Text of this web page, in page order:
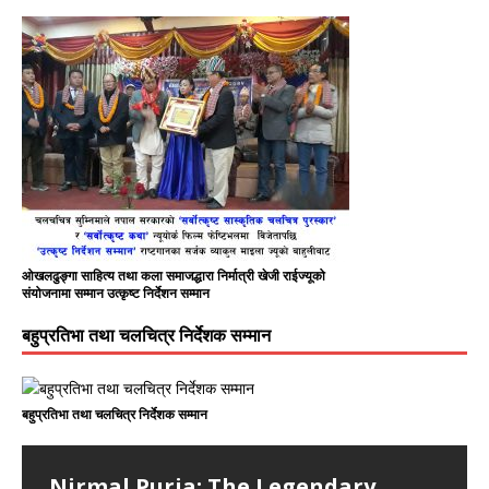
ओखलढुङ्गा साहित्य तथा कला समाजद्धारा निर्मात्री खेजी राईज्यूको
संयोजनामा सम्मान उत्कृष्ट निर्देशन सम्मान
बहुप्रतिभा तथा चलचित्र निर्देशक सम्मान
बहुप्रतिभा तथा चलचित्र निर्देशक सम्मान